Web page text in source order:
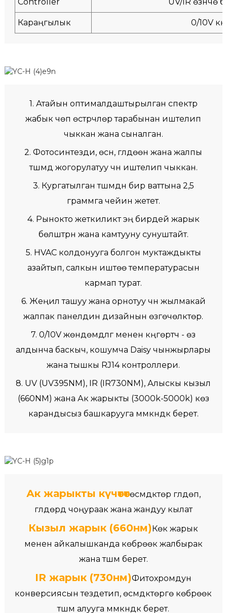
Караңгылык 0/10V
1. Атайын оптималдаштырылган спектр
жабык чөп өстүрүүчүлөр тарабынан иштелип
чыккан жана сыналган.
2. Фотосинтезди, өсүүнү, гүлдөөнү жана жалпы
түшүмдү жогорулатуу үчүн иштелип чыккан.
3. Кургатылган түшүмдүн бир ваттына 2,5
граммга чейин жетет.
4. Рынокто жеткиликтүү эң бирдей жарык
бөлүштүрүүнү жана камтууну сунуштайт.
5. HVAC колдонууга болгон муктаждыкты
азайтып, салкын иштөө температурасын
кармап турат.
6. Жеңил ташуу жана орнотуу үчүн жылмакай
жалпак панелдин дизайнын өзгөчөлүктөрү.
7. 0/10V жөндөмдүүлүгү менен күңгөртүүчү - өз
алдынча баскыч, кошумча Daisy чынжырлары
жана тышкы RJ14 контроллери.
8. UV (UV395NM), IR (IR730NM), Алыскы кызыл
(660NM) жана Ак жарыкты (3000k-5000k) көз
карандысыз башкарууга мүмкүндүк берет.
Ак жарыкты күчөтөтөсүмдүктөр гүлдөп,
гүлдөрдү чоңураак жана жандуу кылат
Кызыл жарык (660нм)Көк жарык
менен айкалышканда көбүрөөк жалбырак
жана түшүм берет.
IR жарык (730нм)Фитохромдун
конверсиясын тездетип, өсүмдүктөргө көбүрөөк
түшүм алууга мүмкүндүк берет.